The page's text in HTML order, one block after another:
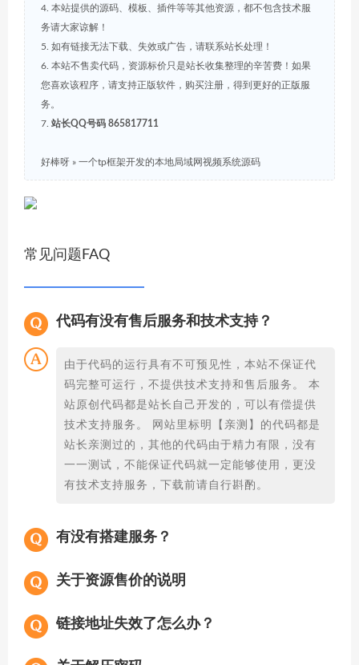
4. 本站提供的源码、模板、插件等等其他资源，都不包含技术服
务请大家谅解！
5. 如有链接无法下载、失效或广告，请联系站长处理！
6. 本站不售卖代码，资源标价只是站长收集整理的辛苦费！如果
您喜欢该程序，请支持正版软件，购买注册，得到更好的正版服
务。
7. 站长QQ号码 865817711
好棒呀 » 一个tp框架开发的本地局域网视频系统源码
常见问题FAQ
代码有没有售后服务和技术支持？
由于代码的运行具有不可预见性，本站不保证代
码完整可运行，不提供技术支持和售后服务。 本
站原创代码都是站长自己开发的，可以有偿提供
技术支持服务。 网站里标明【亲测】的代码都是
站长亲测过的，其他的代码由于精力有限，没有
一一测试，不能保证代码就一定能够使用，更没
有技术支持服务，下载前请自行斟酌。
有没有搭建服务？
关于资源售价的说明
链接地址失效了怎么办？